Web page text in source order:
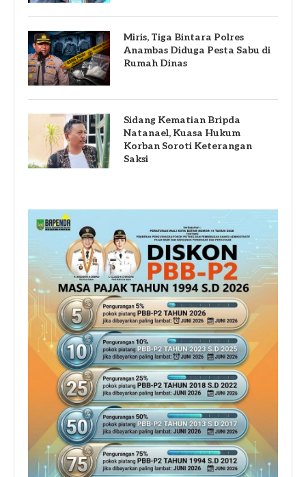
Miris, Tiga Bintara Polres
Anambas Diduga Pesta Sabu di
Rumah Dinas
Sidang Kematian Bripda
Natanael, Kuasa Hukum
Korban Soroti Keterangan
Saksi